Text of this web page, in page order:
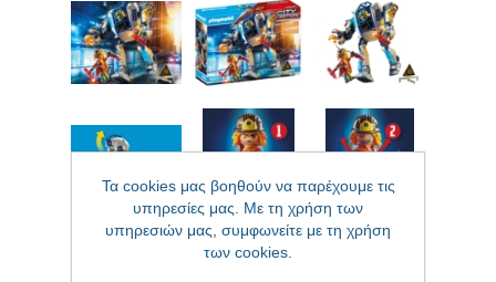
Τα cookies μας βοηθούν να παρέχουμε τις
υπηρεσίες μας. Με τη χρήση των
υπηρεσιών μας, συμφωνείτε με τη χρήση
των cookies.